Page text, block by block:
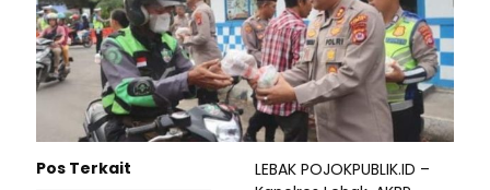
LEBAK POJOKPUBLIK.ID –
Pos Terkait